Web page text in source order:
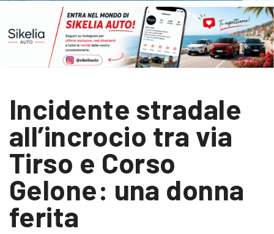
Incidente stradale
all’incrocio tra via
Tirso e Corso
Gelone: una donna
ferita